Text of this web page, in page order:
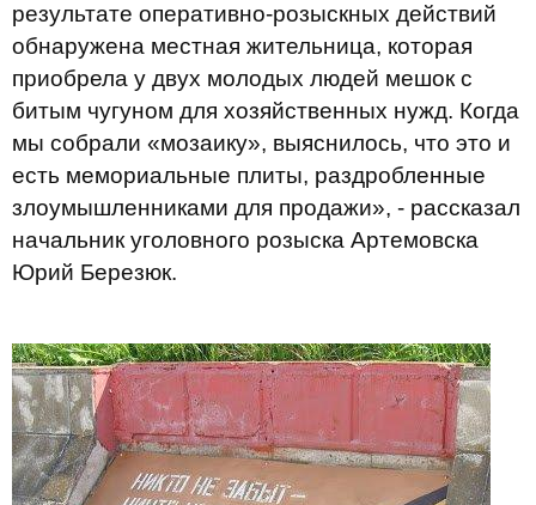
результате оперативно-розыскных действий
обнаружена местная жительница, которая
приобрела у двух молодых людей мешок с
битым чугуном для хозяйственных нужд. Когда
мы собрали «мозаику», выяснилось, что это и
есть мемориальные плиты, раздробленные
злоумышленниками для продажи», - рассказал
начальник уголовного розыска Артемовска
Юрий Березюк.